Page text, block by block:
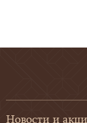
Новости и